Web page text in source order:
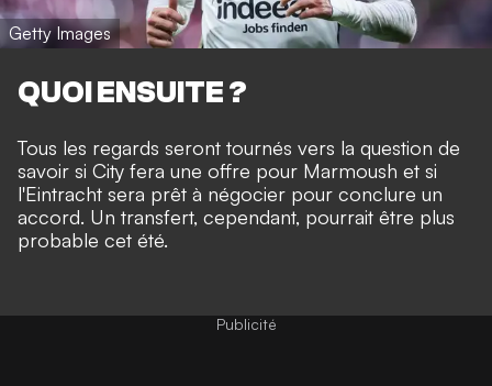
Getty Images
QUOI ENSUITE ?
Tous les regards seront tournés vers la question de
savoir si City fera une offre pour Marmoush et si
l'Eintracht sera prêt à négocier pour conclure un
accord. Un transfert, cependant, pourrait être plus
probable cet été.